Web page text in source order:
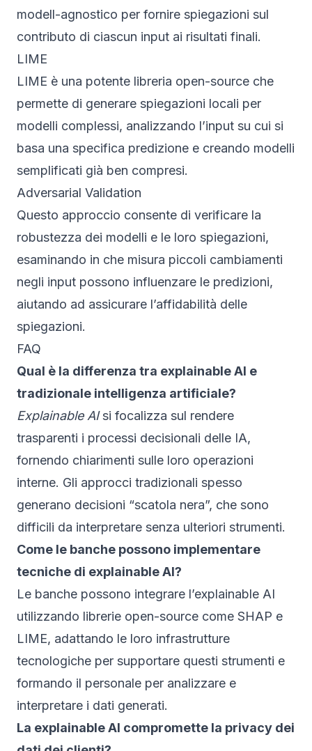
modell-agnostico per fornire spiegazioni sul
contributo di ciascun input ai risultati finali.
LIME
LIME è una potente libreria open-source che
permette di generare spiegazioni locali per
modelli complessi, analizzando l’input su cui si
basa una specifica predizione e creando modelli
semplificati già ben compresi.
Adversarial Validation
Questo approccio consente di verificare la
robustezza dei modelli e le loro spiegazioni,
esaminando in che misura piccoli cambiamenti
negli input possono influenzare le predizioni,
aiutando ad assicurare l’affidabilità delle
spiegazioni.
FAQ
Qual è la differenza tra explainable AI e
tradizionale intelligenza artificiale?
Explainable AIsi focalizza sul rendere
trasparenti i processi decisionali delle IA,
fornendo chiarimenti sulle loro operazioni
interne. Gli approcci tradizionali spesso
generano decisioni “scatola nera”, che sono
difficili da interpretare senza ulteriori strumenti.
Come le banche possono implementare
tecniche di explainable AI?
Le banche possono integrare l’explainable AI
utilizzando librerie open-source come SHAP e
LIME, adattando le loro infrastrutture
tecnologiche per supportare questi strumenti e
formando il personale per analizzare e
interpretare i dati generati.
La explainable AI compromette la privacy dei